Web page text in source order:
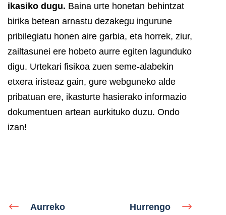
ikasiko dugu. Baina urte honetan behintzat
birika betean arnastu dezakegu ingurune
pribilegiatu honen aire garbia, eta horrek, ziur,
zailtasunei ere hobeto aurre egiten lagunduko
digu. Urtekari fisikoa zuen seme-alabekin
etxera iristeaz gain, gure webguneko alde
pribatuan ere, ikasturte hasierako informazio
dokumentuen artean aurkituko duzu. Ondo
izan!
Aurreko
Hurrengo